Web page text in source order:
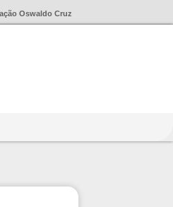
Oswaldo Cruz